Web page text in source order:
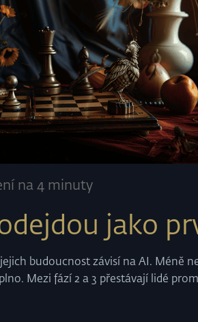
na 4 minuty
jako
jejich budoucnost závisí na AI. Méně
Mezi fází 2 a 3 přestávají lidé